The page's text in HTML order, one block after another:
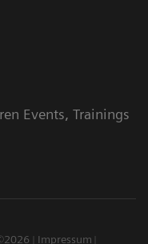
Events, Trainings
Impressum